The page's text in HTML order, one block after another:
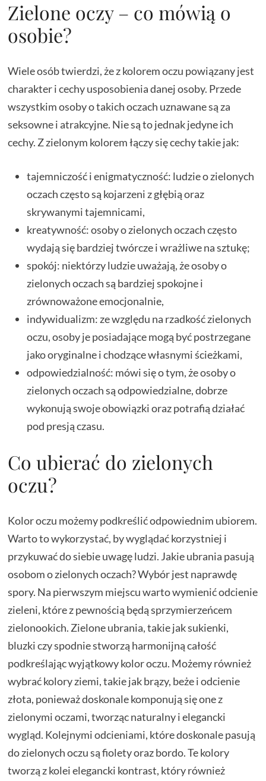
Zielone oczy – co mówią o
osobie?
Wiele osób twierdzi, że z kolorem oczu powiązany jest
charakter i cechy usposobienia danej osoby. Przede
wszystkim osoby o takich oczach uznawane są za
seksowne i atrakcyjne. Nie są to jednak jedyne ich
cechy. Z zielonym kolorem łączy się cechy takie jak:
tajemniczość i enigmatyczność: ludzie o zielonych
oczach często są kojarzeni z głębią oraz
skrywanymi tajemnicami,
kreatywność: osoby o zielonych oczach często
wydają się bardziej twórcze i wrażliwe na sztukę;
spokój: niektórzy ludzie uważają, że osoby o
zielonych oczach są bardziej spokojne i
zrównoważone emocjonalnie,
indywidualizm: ze względu na rzadkość zielonych
oczu, osoby je posiadające mogą być postrzegane
jako oryginalne i chodzące własnymi ścieżkami,
odpowiedzialność: mówi się o tym, że osoby o
zielonych oczach są odpowiedzialne, dobrze
wykonują swoje obowiązki oraz potrafią działać
pod presją czasu.
Co ubierać do zielonych
oczu?
Kolor oczu możemy podkreślić odpowiednim ubiorem.
Warto to wykorzystać, by wyglądać korzystniej i
przykuwać do siebie uwagę ludzi. Jakie ubrania pasują
osobom o zielonych oczach? Wybór jest naprawdę
spory. Na pierwszym miejscu warto wymienić odcienie
zieleni, które z pewnością będą sprzymierzeńcem
zielonookich. Zielone ubrania, takie jak sukienki,
bluzki czy spodnie stworzą harmonijną całość
podkreślając wyjątkowy kolor oczu. Możemy również
wybrać kolory ziemi, takie jak brązy, beże i odcienie
złota, ponieważ doskonale komponują się one z
zielonymi oczami, tworząc naturalny i elegancki
wygląd. Kolejnymi odcieniami, które doskonale pasują
do zielonych oczu są fiolety oraz bordo. Te kolory
tworzą z kolei elegancki kontrast, który również